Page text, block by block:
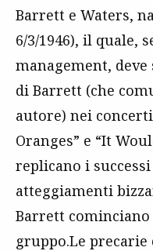
Barrett e Waters,
6/3/1946), il quale,
management,
di Barrett (che
autore) nei
Oranges” e “It
replicano i
atteggiamenti
Barrett
gruppo.Le